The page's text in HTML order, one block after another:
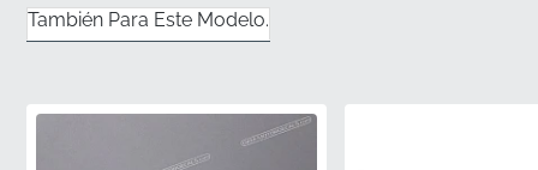
✅Coincidencia de color de fábrica:
produce utilizando formulaciones de tinta específicas
También Para Este Modelo.